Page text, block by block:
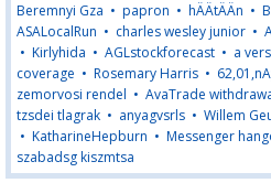
Beremnyi Gza • papron • hÄÄtÄÄn •
ASALocalRun • charles wesley junior •
• Kirlyhida • AGLstockforecast • a
coverage • Rosemary Harris •
zemorvosi rendel • AvaTrade
tzsdei tlagrak • anyagvsrls • Willem
• KatharineHepburn • Messenger
szabadsg kiszmtsa